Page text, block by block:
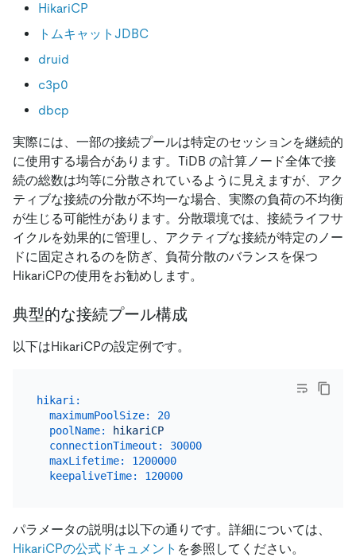
HikariCP
トムキャットJDBC
druid
c3p0
dbcp
実際には、一部の接続プールは特定のセッションを継続的
に使用する場合があります。TiDB の計算ノード全体で接
続の総数は均等に分散されているように見えますが、アク
ティブな接続の分散が不均一な場合、実際の負荷の不均衡
が生じる可能性があります。分散環境では、接続ライフサ
イクルを効果的に管理し、アクティブな接続が特定のノー
ドに固定されるのを防ぎ、負荷分散のバランスを保つ
HikariCPの使用をお勧めします。
典型的な接続プール構成
以下はHikariCPの設定例です。
hikari:
maximumPoolSize:
20
poolName:
hikariCP
connectionTimeout:
30000
maxLifetime:
1200000
keepaliveTime:
120000
パラメータの説明は以下の通りです。詳細については、
HikariCPの公式ドキュメント を参照してください。